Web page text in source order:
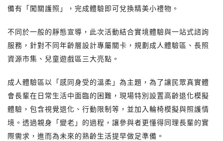
備有「闖關護照」，完成體驗即可兌換精美小禮物。
不同於一般的靜態宣導，此次活動結合實境體驗與一站式諮詢
服務，針對不同年齡層設計專屬關卡，規劃成人體驗區、長照
資源市集、兒童遊戲區三大亮點。
成人體驗區以「感同身受的溫柔」為主題，為了讓民眾真實體
會長輩在日常生活中面臨的困難，現場特別設置高齡退化模擬
體驗，包含視覺退化、行動限制等，並加入輪椅模擬與照護情
境。透過親身「變老」的過程，讓參與者更懂得同理長輩的實
際需求，進而為未來的熟齡生活提早做足準備。